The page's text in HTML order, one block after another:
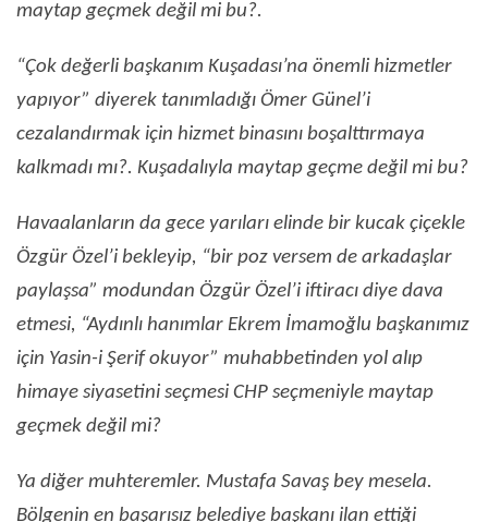
maytap geçmek değil mi bu?.
“Çok değerli başkanım Kuşadası’na önemli hizmetler
yapıyor” diyerek tanımladığı Ömer Günel’i
cezalandırmak için hizmet binasını boşalttırmaya
kalkmadı mı?. Kuşadalıyla maytap geçme değil mi bu?
Havaalanların da gece yarıları elinde bir kucak çiçekle
Özgür Özel’i bekleyip, “bir poz versem de arkadaşlar
paylaşsa” modundan Özgür Özel’i iftiracı diye dava
etmesi, “Aydınlı hanımlar Ekrem İmamoğlu başkanımız
için Yasin-i Şerif okuyor” muhabbetinden yol alıp
himaye siyasetini seçmesi CHP seçmeniyle maytap
geçmek değil mi?
Ya diğer muhteremler. Mustafa Savaş bey mesela.
Bölgenin en başarısız belediye başkanı ilan ettiği